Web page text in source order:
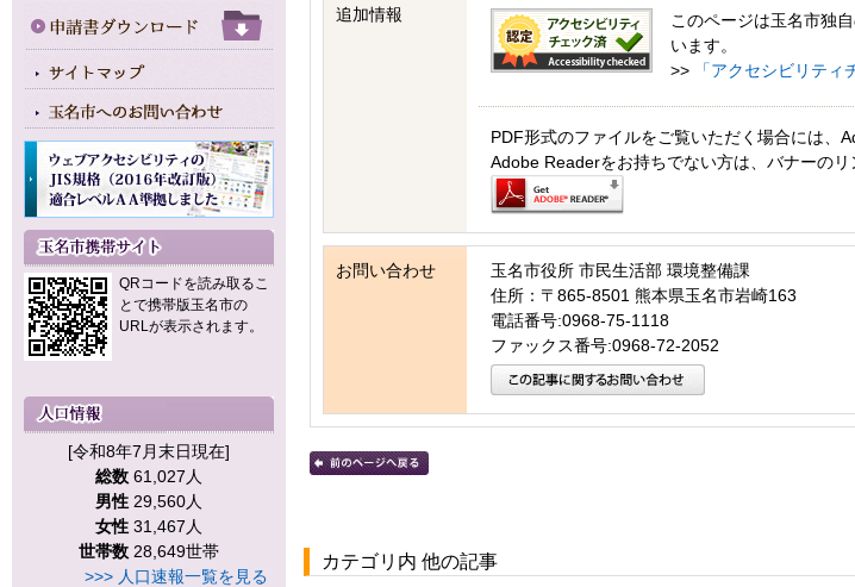
QRコードを読み取るこ
とで携帯版玉名市の
URLが表示されます。
[令和8年7月末日現在]
総数 61,027人
男性 29,560人
女性 31,467人
世帯数 28,649世帯
>>> 人口速報一覧を見る
追加情報
このページは玉名市独
います。
>>
「アクセシビリテ
PDF形式のファイルをご覧いただく場合には、
Adobe Readerをお持ちでない方は、バナーのリ
お問い合わせ
玉名市役所 市民生活部 環境整備課
住所：〒865-8501 熊本県玉名市岩崎163
電話番号:0968-75-1118
ファックス番号:0968-72-2052
カテゴリ内 他の記事